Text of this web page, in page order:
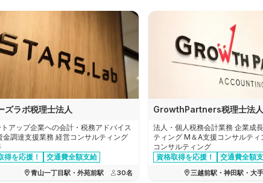
ズラボ税理士法人
アップ企業への会計・税務アドバイス
金調達支援業務 経営コンサルティング
得を応援！
交通費全額支給
青山一丁目駅・外苑前駅 30名
GrowthPartners税理士法人
法人・個人税務会計業務 企業成
ティング M＆A支援コンサルティ
コンサルティング
資格取得を応援！
交通費全額
月間残業時間20時間以下
三越前駅・神田駅・大